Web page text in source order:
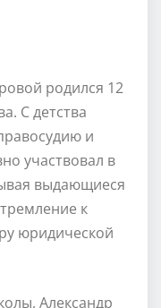
родился 12
С детства
и
участвовал в
выдающиеся
к
юридической
Александр